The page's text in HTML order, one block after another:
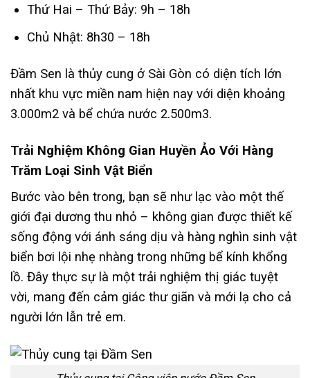
Thứ Hai – Thứ Bảy: 9h – 18h
Chủ Nhật: 8h30 – 18h
Đầm Sen là thủy cung ở Sài Gòn có diện tích lớn
nhất khu vực miền nam hiện nay với diện khoảng
3.000m2 và bể chứa nước 2.500m3.
Trải Nghiệm Không Gian Huyền Ảo Với Hàng
Trăm Loại Sinh Vật Biển
Bước vào bên trong, bạn sẽ như lạc vào một thế
giới đại dương thu nhỏ – không gian được thiết kế
sống động với ánh sáng dịu và hàng nghìn sinh vật
biển bơi lội nhẹ nhàng trong những bể kính khổng
lồ. Đây thực sự là một trải nghiệm thị giác tuyệt
vời, mang đến cảm giác thư giãn và mới lạ cho cả
người lớn lẫn trẻ em.